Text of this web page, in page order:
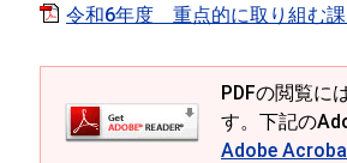
令和6年度 重点的に取り組む課
PDFの閲覧に
す。下記の
Adobe